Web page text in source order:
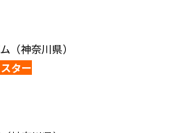
（神奈川県）
ター